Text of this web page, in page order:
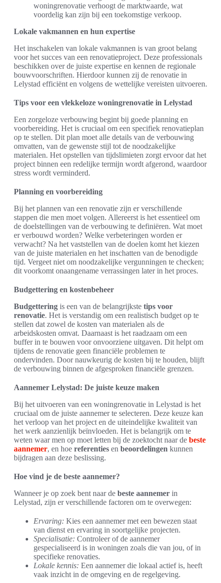
woningrenovatie verhoogt de marktwaarde, wat
voordelig kan zijn bij een toekomstige verkoop.
Lokale vakmannen en hun expertise
Het inschakelen van lokale vakmannen is van groot belang
voor het succes van een renovatieproject. Deze professionals
beschikken over de juiste expertise en kennen de regionale
bouwvoorschriften. Hierdoor kunnen zij de renovatie in
Lelystad efficiënt en volgens de wettelijke vereisten uitvoeren.
Tips voor een vlekkeloze woningrenovatie in Lelystad
Een zorgeloze verbouwing begint bij goede planning en
voorbereiding. Het is cruciaal om een specifiek renovatieplan
op te stellen. Dit plan moet alle details van de verbouwing
omvatten, van de gewenste stijl tot de noodzakelijke
materialen. Het opstellen van tijdslimieten zorgt ervoor dat het
project binnen een redelijke termijn wordt afgerond, waardoor
stress wordt verminderd.
Planning en voorbereiding
Bij het plannen van een renovatie zijn er verschillende
stappen die men moet volgen. Allereerst is het essentieel om
de doelstellingen van de verbouwing te definiëren. Wat moet
er verbouwd worden? Welke verbeteringen worden er
verwacht? Na het vaststellen van de doelen komt het kiezen
van de juiste materialen en het inschatten van de benodigde
tijd. Vergeet niet om noodzakelijke vergunningen te checken;
dit voorkomt onaangename verrassingen later in het proces.
Budgettering en kostenbeheer
Budgettering is een van de belangrijkste tips voor
renovatie. Het is verstandig om een realistisch budget op te
stellen dat zowel de kosten van materialen als de
arbeidskosten omvat. Daarnaast is het raadzaam om een
buffer in te bouwen voor onvoorziene uitgaven. Dit helpt om
tijdens de renovatie geen financiële problemen te
ondervinden. Door nauwkeurig de kosten bij te houden, blijft
de verbouwing binnen de afgesproken financiële grenzen.
Aannemer Lelystad: De juiste keuze maken
Bij het uitvoeren van een woningrenovatie in Lelystad is het
cruciaal om de juiste aannemer te selecteren. Deze keuze kan
het verloop van het project en de uiteindelijke kwaliteit van
het werk aanzienlijk beïnvloeden. Het is belangrijk om te
weten waar men op moet letten bij de zoektocht naar de beste
aannemer, en hoe referenties en beoordelingen kunnen
bijdragen aan deze beslissing.
Hoe vind je de beste aannemer?
Wanneer je op zoek bent naar de beste aannemer in
Lelystad, zijn er verschillende factoren om te overwegen:
Ervaring: Kies een aannemer met een bewezen staat
van dienst en ervaring in soortgelijke projecten.
Specialisatie: Controleer of de aannemer
gespecialiseerd is in woningen zoals die van jou, of in
specifieke renovaties.
Lokale kennis: Een aannemer die lokaal actief is, heeft
vaak inzicht in de omgeving en de regelgeving.